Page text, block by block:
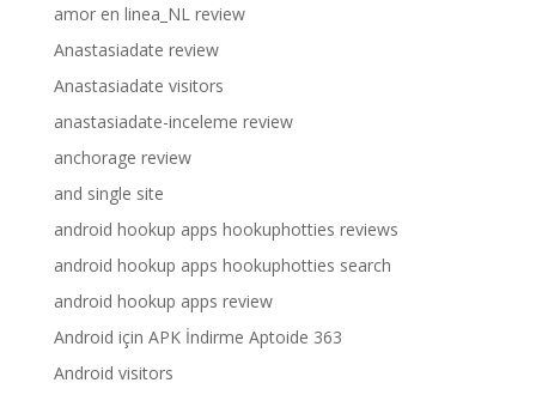
amor en linea_NL review
Anastasiadate review
Anastasiadate visitors
anastasiadate-inceleme review
anchorage review
and single site
android hookup apps hookuphotties reviews
android hookup apps hookuphotties search
android hookup apps review
Android için APK İndirme Aptoide 363
Android visitors